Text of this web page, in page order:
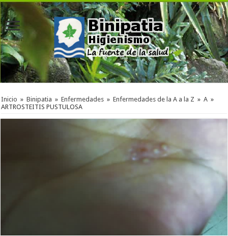
Inicio » Binipatia » Enfermedades » Enfermedades de la A a la Z » A »
ARTROSTEITIS PUSTULOSA